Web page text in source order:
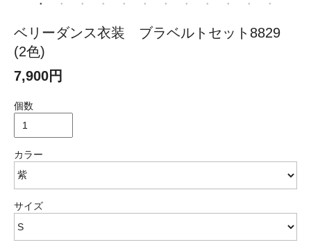
ベリーダンス衣装 ブラベルトセット8829
(2色)
7,900円
個数
カラー
サイズ